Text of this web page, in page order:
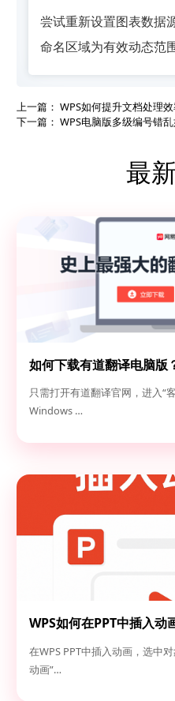
尝试重新设置图表数据
命名区域为有效动态范围
上一篇： WPS如何提升文档处理效
下一篇： WPS电脑版多级编号错
最
如何下载有道翻译电脑版
只需打开有道翻译官网，进入“
Windows …
WPS如何在PPT中插入动
在WPS PPT中插入动画，选中
动画”…